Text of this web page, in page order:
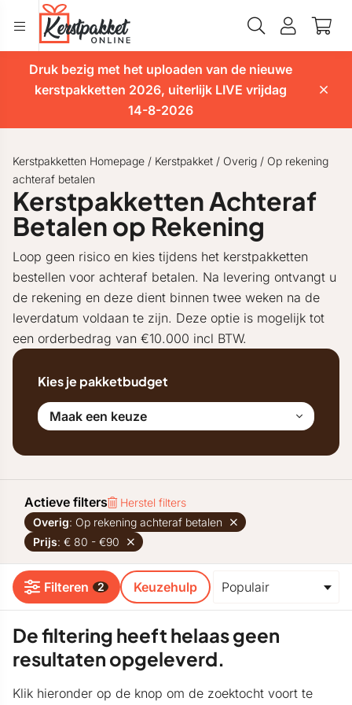
Druk bezig met het uploaden van de nieuwe
kerstpakketten 2026, uiterlijk LIVE vrijdag
14-8-2026
Kerstpakketten Homepage / Kerstpakket / Overig / Op rekening
achteraf betalen
Kerstpakketten Achteraf
Betalen op Rekening
Loop geen risico en kies tijdens het kerstpakketten
bestellen voor achteraf betalen. Na levering ontvangt u
de rekening en deze dient binnen twee weken na de
leverdatum voldaan te zijn. Deze optie is mogelijk tot
een orderbedrag van €10.000 incl BTW.
Kies je pakketbudget
Maak een keuze
Actieve filters
Herstel filters
Overig: Op rekening achteraf betalen
Prijs: € 80 - €90
Filteren 2 Keuzehulp
De filtering heeft helaas geen
resultaten opgeleverd.
Klik hieronder op de knop om de zoektocht voort te